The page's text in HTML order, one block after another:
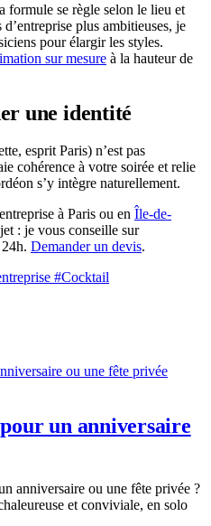
formule se règle selon le lieu et
plus ambitieuses, je
pour élargir les styles.
sur mesure à la hauteur de
une identité
esprit Paris) n’est pas
cohérence à votre soirée et relie
s’y intègre naturellement.
à Paris ou en Île-de-
: je vous conseille sur
Demander un devis.
#Cocktail
un anniversaire
anniversaire ou une fête privée ?
et conviviale, en solo